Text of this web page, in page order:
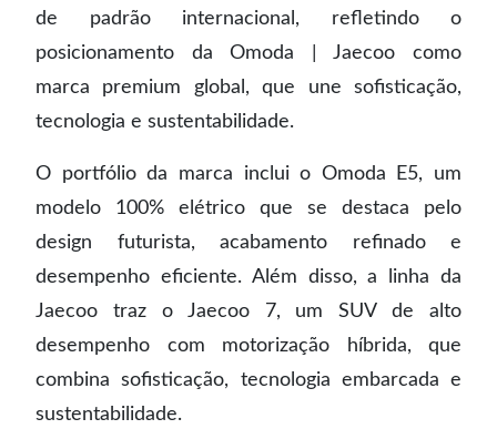
de padrão internacional, refletindo o
posicionamento da Omoda | Jaecoo como
marca premium global, que une sofisticação,
tecnologia e sustentabilidade.
O portfólio da marca inclui o Omoda E5, um
modelo 100% elétrico que se destaca pelo
design futurista, acabamento refinado e
desempenho eficiente. Além disso, a linha da
Jaecoo traz o Jaecoo 7, um SUV de alto
desempenho com motorização híbrida, que
combina sofisticação, tecnologia embarcada e
sustentabilidade.